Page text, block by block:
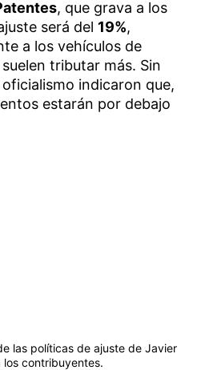
, que grava a los
será del 19%,
a los vehículos de
tributar más. Sin
indicaron que,
estarán por debajo
las políticas de ajuste de Javier
los contribuyentes.